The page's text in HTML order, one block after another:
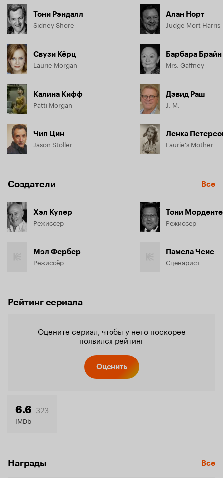
Тони Рэндалл
Sidney Shore
Свузи Кёрц
Laurie Morgan
Калина Кифф
Patti Morgan
Чип Цин
Jason Stoller
Алан Норт
Judge Mort Harris
Барбара Брайн
Mrs. Gaffney
Дэвид Раш
J. M.
Ленка
Laurie's Mother
Создатели Все
Хэл Купер
Режиссёр
Мэл Фербер
Режиссёр
Тони Морденте
Режиссёр
Памела Чеис
Сценарист
Рейтинг сериала
Оцените сериал, чтобы у него поскорее
появился рейтинг
Оценить
6.6 323
IMDb
Награды Все